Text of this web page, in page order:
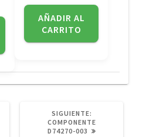
AÑADIR AL
CARRITO
SIGUIENTE:
POST:
COMPONENTE
D74270-003